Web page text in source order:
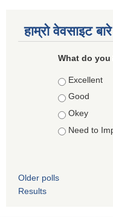
हाम्रो वेवसाइट
What do
Choices
Excellent
Good
Okey
Need to
Older polls
Results